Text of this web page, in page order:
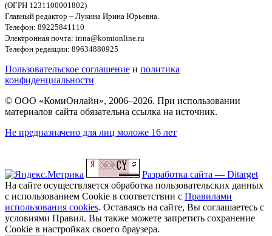
(ОГРН 1231100001802)
Главный редактор – Лукина Ирина Юрьевна.
Телефон: 89225841110
Электронная почта: irina@komionline.ru
Телефон редакции: 89634880925
Пользовательское соглашение и политика
конфиденциальности
© ООО «КомиОнлайн», 2006–2026. При использовании
материалов сайта обязательна ссылка на источник.
Не предназначено для лиц моложе 16 лет
Разработка сайта — Ditarget
На сайте осуществляется обработка пользовательских данных
с использованием Cookie в соответствии с Правилами
использования cookies. Оставаясь на сайте, Вы соглашаетесь с
условиями Правил. Вы также можете запретить сохранение
Cookie в настройках своего браузера.